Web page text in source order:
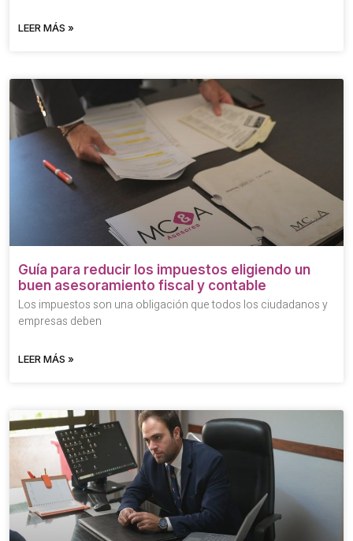
LEER MÁS »
Guía para reducir los impuestos eligiendo un
buen asesoramiento fiscal y contable
Los impuestos son una obligación que todos los ciudadanos y
empresas deben
LEER MÁS »